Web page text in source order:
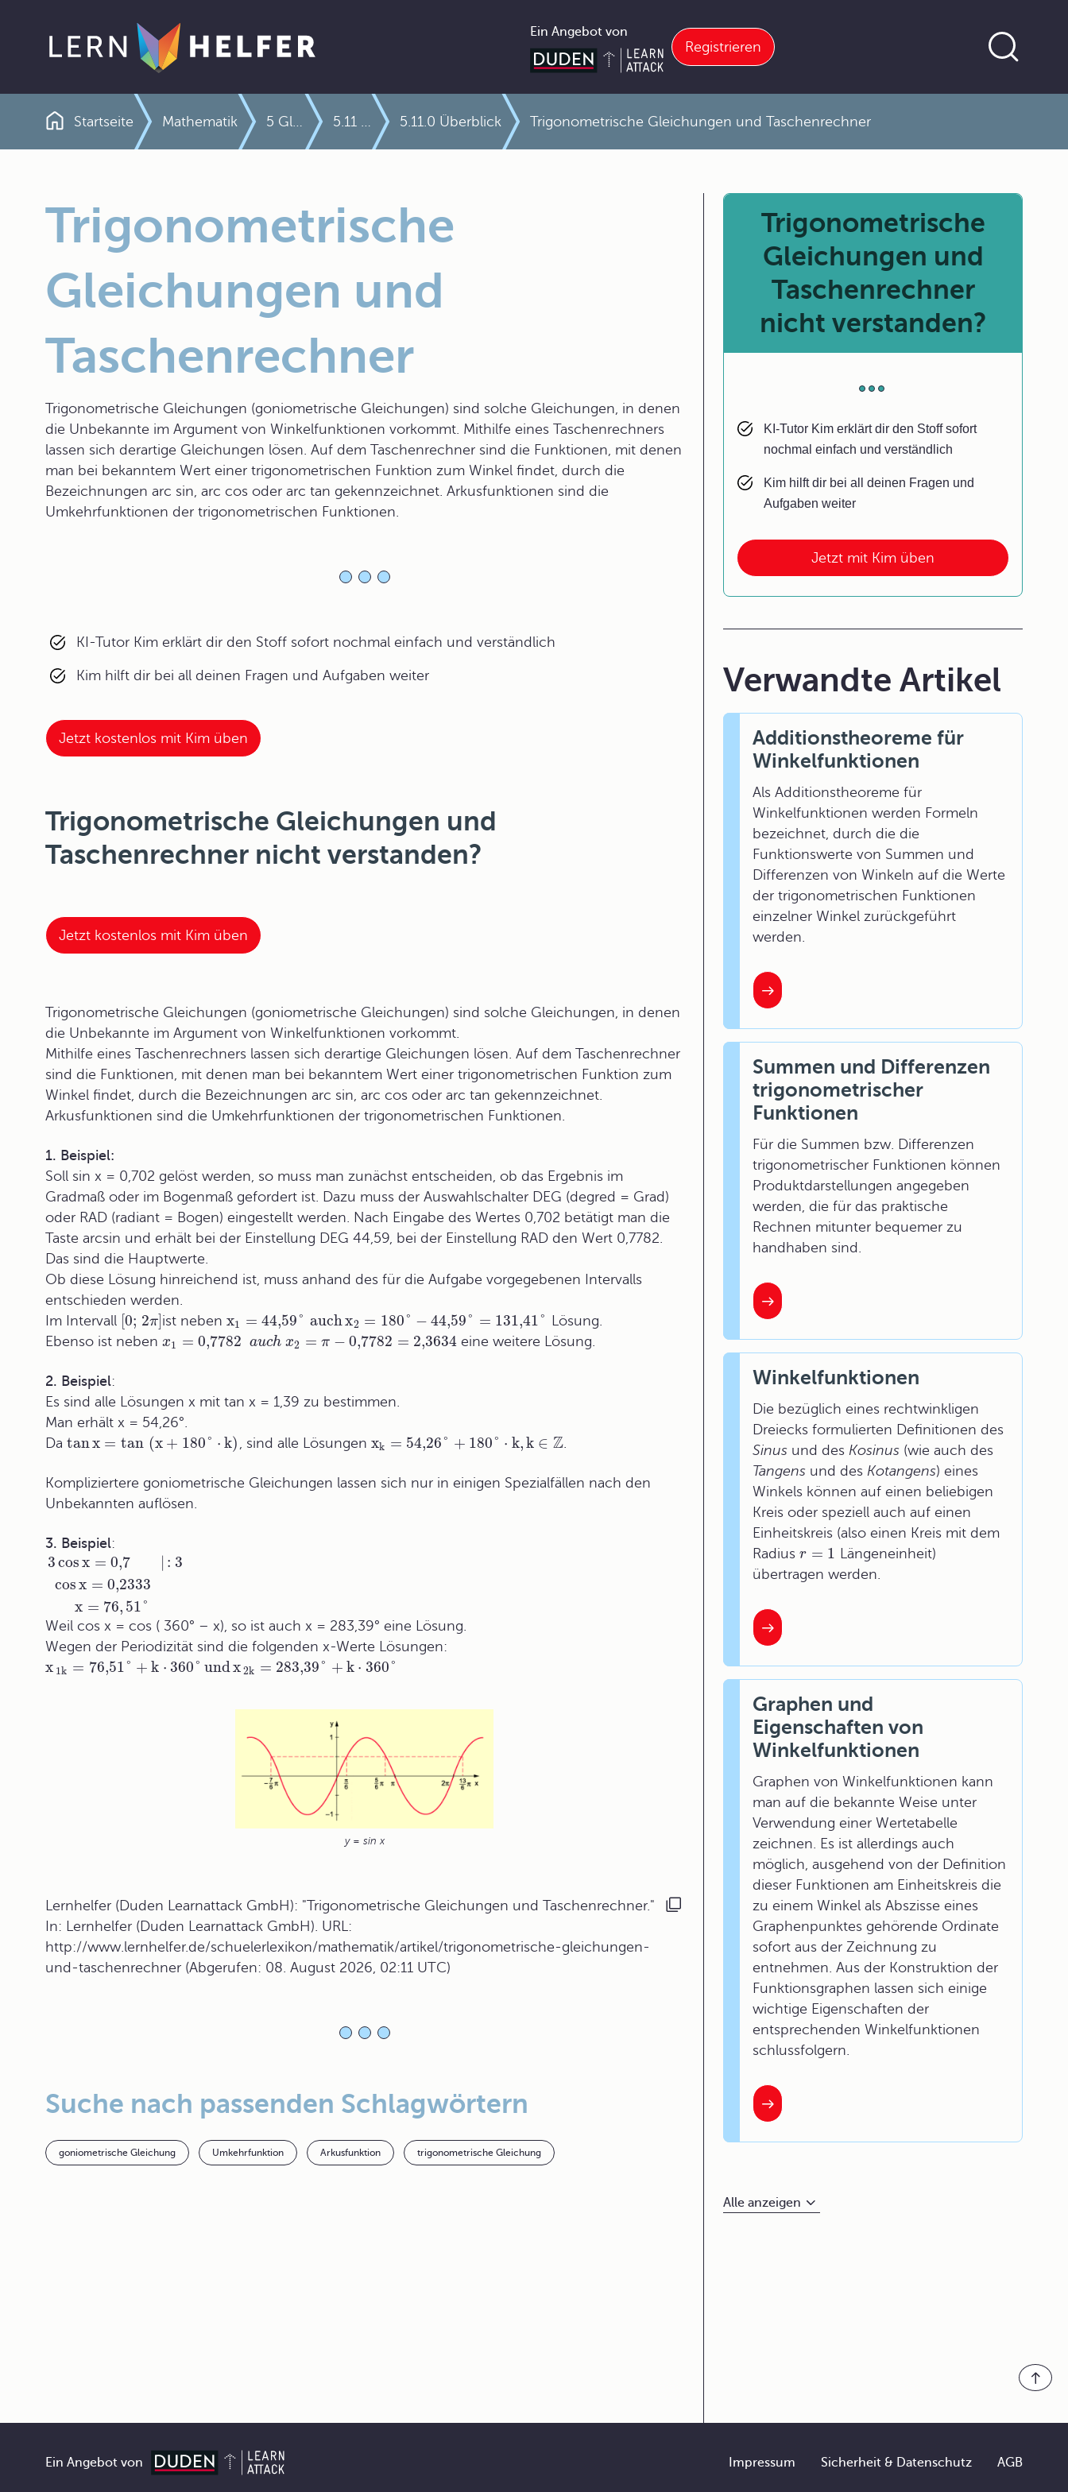
Ein Angebot von
Registrieren
Pfadnavigation
Startseite Mathematik 5.11.0 Überblick Trigonometrische Gleichungen und Taschenrechner
Trigonometrische
Gleichungen und
Taschenrechner
Trigonometrische Gleichungen (goniometrische Gleichungen) sind solche Gleichungen, in denen
die Unbekannte im Argument von Winkelfunktionen vorkommt. Mithilfe eines Taschenrechners
lassen sich derartige Gleichungen lösen. Auf dem Taschenrechner sind die Funktionen, mit denen
man bei bekanntem Wert einer trigonometrischen Funktion zum Winkel findet, durch die
Bezeichnungen arc sin, arc cos oder arc tan gekennzeichnet. Arkusfunktionen sind die
Umkehrfunktionen der trigonometrischen Funktionen.
KI-Tutor Kim erklärt dir den Stoff sofort nochmal einfach und verständlich
Kim hilft dir bei all deinen Fragen und Aufgaben weiter
Jetzt kostenlos mit Kim üben
Trigonometrische Gleichungen und
Taschenrechner nicht verstanden?
Jetzt kostenlos mit Kim üben
Trigonometrische Gleichungen (goniometrische Gleichungen) sind solche Gleichungen, in denen
die Unbekannte im Argument von Winkelfunktionen vorkommt.
Mithilfe eines Taschenrechners lassen sich derartige Gleichungen lösen. Auf dem Taschenrechner
sind die Funktionen, mit denen man bei bekanntem Wert einer trigonometrischen Funktion zum
Winkel findet, durch die Bezeichnungen arc sin, arc cos oder arc tan gekennzeichnet.
Arkusfunktionen sind die Umkehrfunktionen der trigonometrischen Funktionen.
1. Beispiel:
Soll sin x = 0,702 gelöst werden, so muss man zunächst entscheiden, ob das Ergebnis im
Gradmaß oder im Bogenmaß gefordert ist. Dazu muss der Auswahlschalter DEG (degred = Grad)
oder RAD (radiant = Bogen) eingestellt werden. Nach Eingabe des Wertes 0,702 betätigt man die
Taste arcsin und erhält bei der Einstellung DEG 44,59, bei der Einstellung RAD den Wert 0,7782.
Das sind die Hauptwerte.
Ob diese Lösung hinreichend ist, muss anhand des für die Aufgabe vorgegebenen Intervalls
entschieden werden.
Im Intervall 0; 2π ist neben x1 = 44,59° auchx2 = 180° − 44,59° = 131,41° Lösung.
Ebenso ist neben x1 = 0,7782 auch x2 = π − 0,7782 = 2,3634 eine weitere Lösung.
2. Beispiel:
Es sind alle Lösungen x mit tan x = 1,39 zu bestimmen.
Man erhält x = 54,26°.
Da tanx = tan (x + 180° ⋅ k) , sind alle Lösungen xk = 54,26° + 180° ⋅ k,k ∈ Z.
Kompliziertere goniometrische Gleichungen lassen sich nur in einigen Spezialfällen nach den
Unbekannten auflösen.
3. Beispiel:
3cosx = 0,7 | : 3
cosx = 0,2333
x = 76, 51°
Weil cos x = cos ( 360° – x), so ist auch x = 283,39° eine Lösung.
Wegen der Periodizität sind die folgenden x-Werte Lösungen:
x 1k = 76,51° + k ⋅ 360° undx 2k = 283,39° + k ⋅ 360°
y = sin x
Lernhelfer (Duden Learnattack GmbH): "Trigonometrische Gleichungen und Taschenrechner."
In: Lernhelfer (Duden Learnattack GmbH). URL:
http://www.lernhelfer.de/schuelerlexikon/mathematik/artikel/trigonometrische-gleichungen-
und-taschenrechner (Abgerufen: 08. August 2026, 02:11 UTC)
Suche nach passenden Schlagwörtern
goniometrische Gleichung Umkehrfunktion Arkusfunktion trigonometrische Gleichung
Jetzt mit Kim üben
Trigonometrische
Gleichungen und
Taschenrechner
nicht verstanden?
KI-Tutor Kim erklärt dir den Stoff sofort
nochmal einfach und verständlich
Kim hilft dir bei all deinen Fragen und
Aufgaben weiter
Verwandte Artikel
Additionstheoreme für
Winkelfunktionen
Als Additionstheoreme für
Winkelfunktionen werden Formeln
bezeichnet, durch die die
Funktionswerte von Summen und
Differenzen von Winkeln auf die Werte
der trigonometrischen Funktionen
einzelner Winkel zurückgeführt
werden.
Summen und Differenzen
trigonometrischer
Funktionen
Für die Summen bzw. Differenzen
trigonometrischer Funktionen können
Produktdarstellungen angegeben
werden, die für das praktische
Rechnen mitunter bequemer zu
handhaben sind.
Winkelfunktionen
Die bezüglich eines rechtwinkligen
Dreiecks formulierten Definitionen des
Sinus und desKosinus (wie auch des
Tangens und desKotangens) eines
Winkels können auf einen beliebigen
Kreis oder speziell auch auf einen
Einheitskreis (also einen Kreis mit dem
Radiusr = 1 Längeneinheit)
übertragen werden.
Graphen und
Eigenschaften von
Winkelfunktionen
Graphen von Winkelfunktionen kann
man auf die bekannte Weise unter
Verwendung einer Wertetabelle
zeichnen. Es ist allerdings auch
möglich, ausgehend von der Definition
dieser Funktionen am Einheitskreis die
zu einem Winkel als Abszisse eines
Graphenpunktes gehörende Ordinate
sofort aus der Zeichnung zu
entnehmen. Aus der Konstruktion der
Funktionsgraphen lassen sich einige
wichtige Eigenschaften der
entsprechenden Winkelfunktionen
schlussfolgern.
Alle anzeigen
Ein Angebot von Footer
Impressum Sicherheit & Datenschutz AGB